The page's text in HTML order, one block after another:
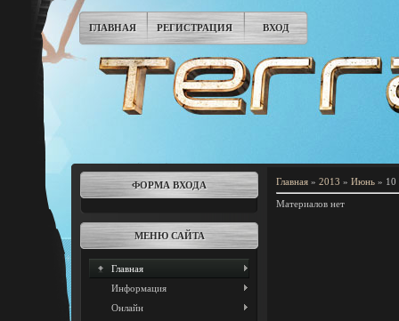
ГЛАВНАЯ РЕГИСТРАЦИЯ ВХОД
ФОРМА ВХОДА
МЕНЮ САЙТА
Главная
Информация
Онлайн
Главная » 2013 » Июнь » 10
Материалов нет